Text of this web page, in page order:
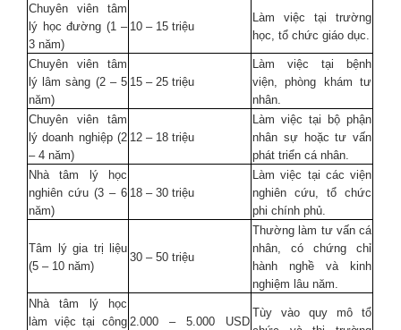
Chuyên viên tâm
lý học đường (1 –
3 năm)
10 – 15 triệu
Làm việc tại trường
học, tổ chức giáo dục.
Chuyên viên tâm
lý lâm sàng (2 – 5
năm)
15 – 25 triệu
Làm việc tại bệnh
viện, phòng khám tư
nhân.
Chuyên viên tâm
lý doanh nghiệp (2
– 4 năm)
12 – 18 triệu
Làm việc tại bộ phận
nhân sự hoặc tư vấn
phát triển cá nhân.
Nhà tâm lý học
nghiên cứu (3 – 6
năm)
18 – 30 triệu
Làm việc tại các viện
nghiên cứu, tổ chức
phi chính phủ.
Tâm lý gia trị liệu
(5 – 10 năm)
30 – 50 triệu
Thường làm tư vấn cá
nhân, có chứng chỉ
hành nghề và kinh
nghiệm lâu năm.
Nhà tâm lý học
làm việc tại công 2.000 – 5.000 USD
Tùy vào quy mô tổ